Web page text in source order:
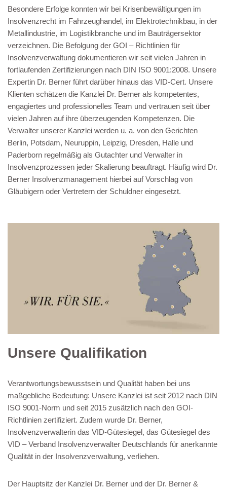
Besondere Erfolge konnten wir bei Krisenbewältigungen im
Insolvenzrecht im Fahrzeughandel, im Elektrotechnikbau, in der
Metallindustrie, im Logistikbranche und im Bauträgersektor
verzeichnen. Die Befolgung der GOI – Richtlinien für
Insolvenzverwaltung dokumentieren wir seit vielen Jahren in
fortlaufenden Zertifizierungen nach DIN ISO 9001:2008. Unsere
Expertin Dr. Berner führt darüber hinaus das VID-Cert. Unsere
Klienten schätzen die Kanzlei Dr. Berner als kompetentes,
engagiertes und professionelles Team und vertrauen seit über
vielen Jahren auf ihre überzeugenden Kompetenzen. Die
Verwalter unserer Kanzlei werden u. a. von den Gerichten
Berlin, Potsdam, Neuruppin, Leipzig, Dresden, Halle und
Paderborn regelmäßig als Gutachter und Verwalter in
Insolvenzprozessen jeder Skalierung beauftragt. Häufig wird Dr.
Berner Insolvenzmanagement hierbei auf Vorschlag von
Gläubigern oder Vertretern der Schuldner eingesetzt.
Unsere Qualifikation
Verantwortungsbewusstsein und Qualität haben bei uns
maßgebliche Bedeutung: Unsere Kanzlei ist seit 2012 nach DIN
ISO 9001-Norm und seit 2015 zusätzlich nach den GOI-
Richtlinien zertifiziert. Zudem wurde Dr. Berner,
Insolvenzverwalterin das VID-Gütesiegel, das Gütesiegel des
VID – Verband Insolvenzverwalter Deutschlands für anerkannte
Qualität in der Insolvenzverwaltung, verliehen.
Der Hauptsitz der Kanzlei Dr. Berner und der Dr. Berner &